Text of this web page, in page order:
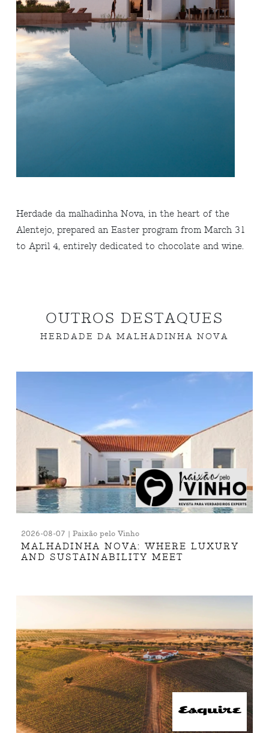
Herdade da malhadinha Nova, in the heart of the
Alentejo, prepared an Easter program from March 31
to April 4, entirely dedicated to chocolate and wine.
OUTROS DESTAQUES
HERDADE DA MALHADINHA NOVA
2026-08-07 | Paixão pelo Vinho
MALHADINHA NOVA: WHERE LUXURY
AND SUSTAINABILITY MEET